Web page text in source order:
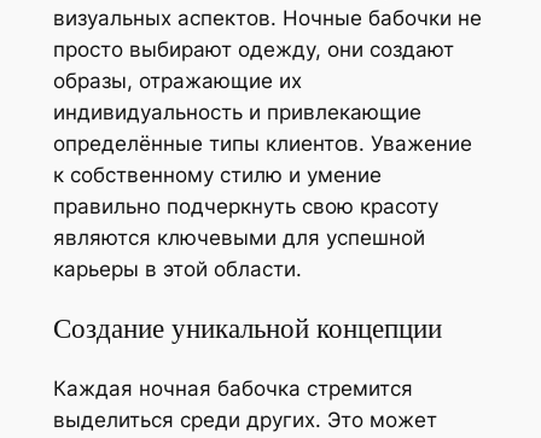
визуальных аспектов. Ночные бабочки не
просто выбирают одежду, они создают
образы, отражающие их
индивидуальность и привлекающие
определённые типы клиентов. Уважение
к собственному стилю и умение
правильно подчеркнуть свою красоту
являются ключевыми для успешной
карьеры в этой области.
Создание уникальной концепции
Каждая ночная бабочка стремится
выделиться среди других. Это может